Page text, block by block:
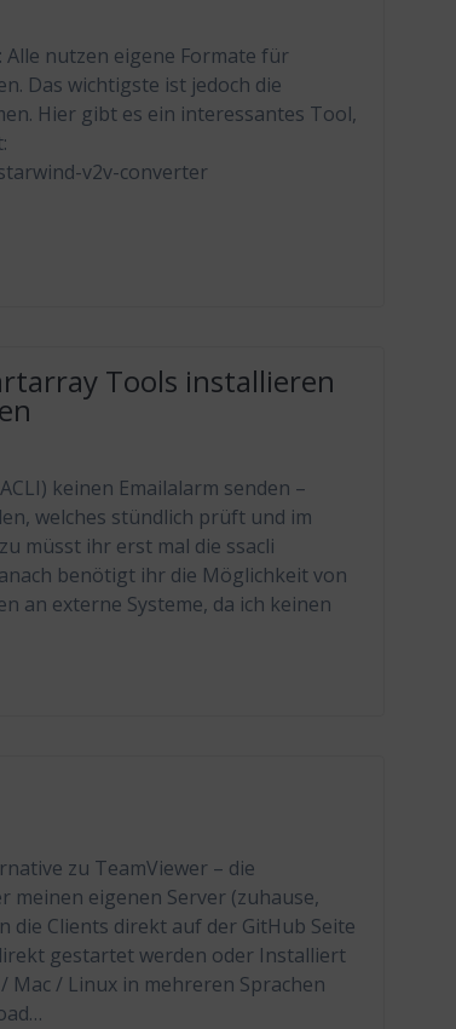
Alle nutzen eigene Formate für
Das wichtigste ist jedoch die
Hier gibt es ein interessantes Tool,
v2v-converter
Tools installieren
keinen Emailalarm senden –
welches stündlich prüft und im
müsst ihr erst mal die ssacli
benötigt ihr die Möglichkeit von
an externe Systeme, da ich keinen
zu TeamViewer – die
eigenen Server (zuhause,
die Clients direkt auf der GitHub Seite
gestartet werden oder Installiert
Mac / Linux in mehreren Sprachen